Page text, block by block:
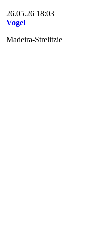
26.05.26 18:03
Vogel
Madeira-Strelitzie